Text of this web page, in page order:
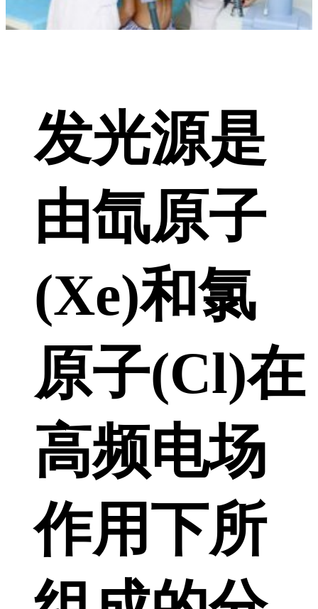
发光源是
由氙原子
(Xe)和氯
原子(Cl)在
高频电场
作用下所